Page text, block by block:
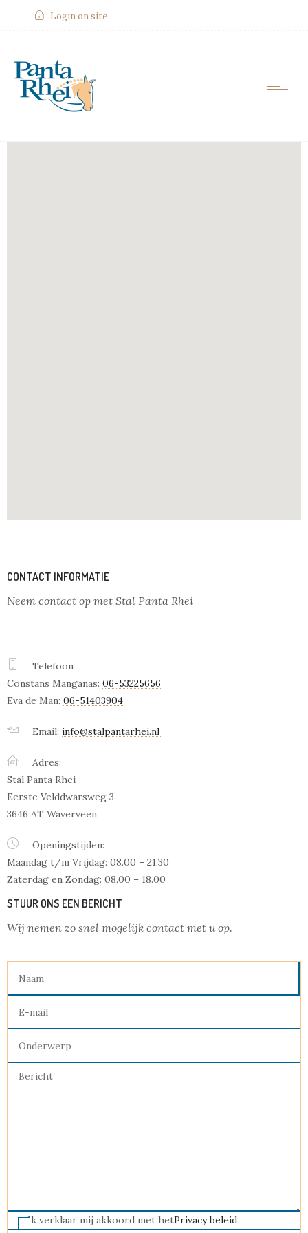
Login on site
CONTACT INFORMATIE
Neem contact op met Stal Panta Rhei
Telefoon
Constans Manganas: 06-53225656
Eva de Man: 06-51403904
Email: info@stalpantarhei.nl
Adres:
Stal Panta Rhei
Eerste Velddwarsweg 3
3646 AT Waverveen
Openingstijden:
Maandag t/m Vrijdag: 08.00 – 21.30
Zaterdag en Zondag: 08.00 – 18.00
STUUR ONS EEN BERICHT
Wij nemen zo snel mogelijk contact met u op.
Ik verklaar mij akkoord met hetPrivacy beleid